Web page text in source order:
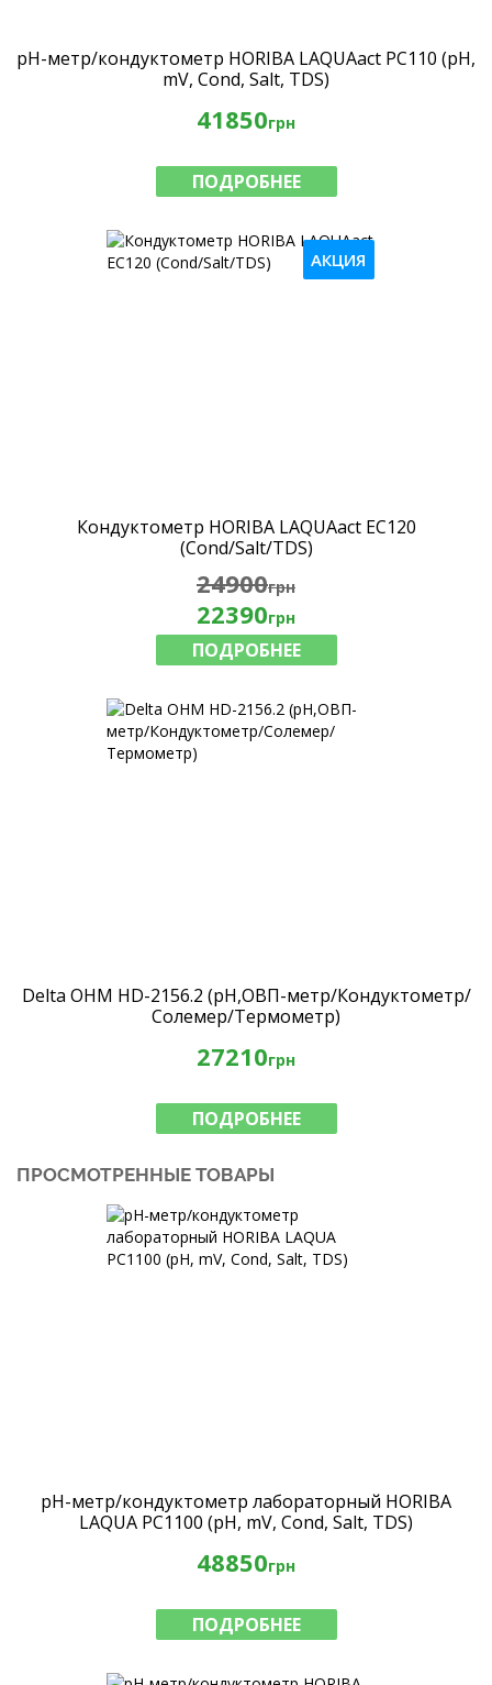
pH-метр/кондуктометр HORIBA LAQUAact PC110 (pH,
mV, Cond, Salt, TDS)
41850грн
ПОДРОБНЕЕ
АКЦИЯ
Кондуктометр HORIBA LAQUAact EC120
(Cond/Salt/TDS)
24900грн
22390грн
ПОДРОБНЕЕ
Delta OHM HD-2156.2 (рН,ОВП-метр/Кондуктометр/
Солемер/Термометр)
27210грн
ПОДРОБНЕЕ
ПРОСМОТРЕННЫЕ ТОВАРЫ
pH-метр/кондуктометр лабораторный HORIBA
LAQUA PC1100 (pH, mV, Cond, Salt, TDS)
48850грн
ПОДРОБНЕЕ